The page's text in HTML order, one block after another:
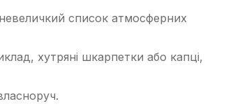
список атмосферних
хутряні шкарпетки або капці,